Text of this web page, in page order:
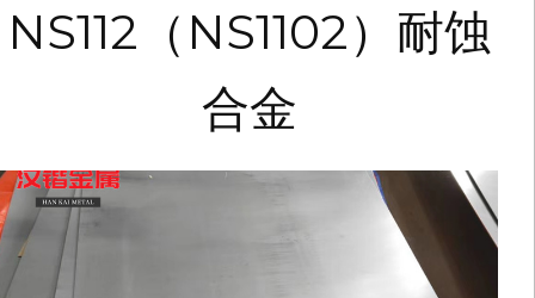
NS112（NS1102）耐蚀
合金